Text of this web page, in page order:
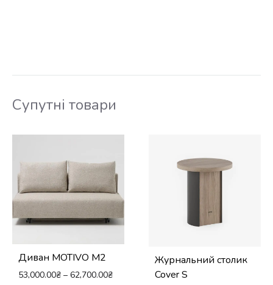
Супутні товари
Диван MOTIVO M2
53,000.00₴ – 62,700.00₴
Журнальний столик
Cover S